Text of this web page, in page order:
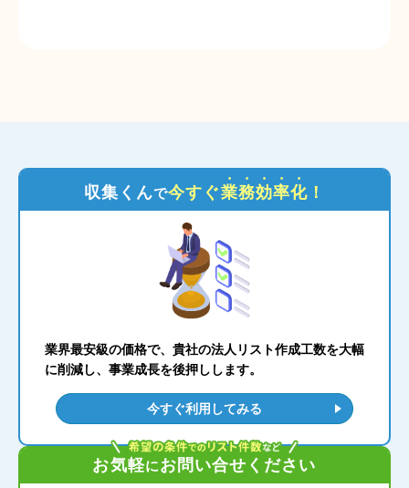
収集くんで今すぐ業務効率化！
業界最安級の価格で、貴社の法人リスト作成工数を大幅
に削減し、事業成長を後押しします。
今すぐ利用してみる
お気軽にお問い合せください